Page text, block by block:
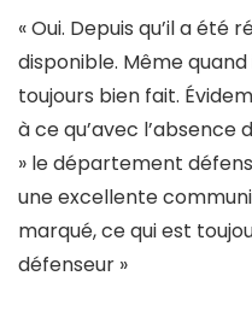
« Oui. Depuis qu’il a été
disponible. Même
toujours bien fait.
à ce qu’avec l’absence
» le département
une excellente
marqué, ce qui est
défenseur »